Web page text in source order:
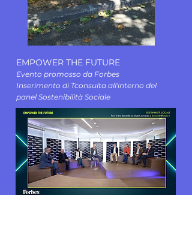
EMPOWER THE FUTURE
Evento promosso da Forbes
Inserimento di Tconsulta all'interno del
panel Sostenibilità Sociale